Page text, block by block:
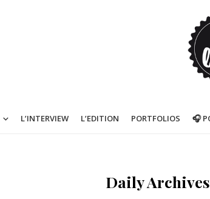
L’INTERVIEW L’EDITION PORTFOLIOS 🎧
Daily